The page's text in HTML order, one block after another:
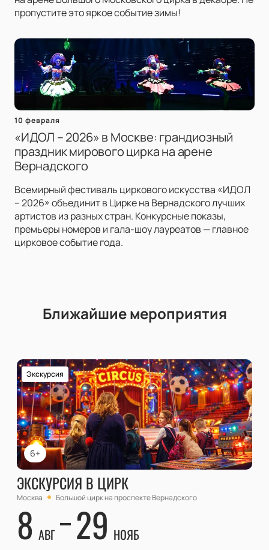
пропустите это яркое событие зимы!
10 февраля
«ИДОЛ – 2026» в Москве: грандиозный
праздник мирового цирка на арене
Вернадского
Всемирный фестиваль циркового искусства «ИДОЛ
– 2026» объединит в Цирке на Вернадского лучших
артистов из разных стран. Конкурсные показы,
премьеры номеров и гала-шоу лауреатов — главное
цирковое событие года.
Ближайшие мероприятия
6+
Экскурсия
ЭКСКУРСИЯ В ЦИРК
Москва Большой цирк на проспекте Вернадского
8 АВГ 29 НОЯБ